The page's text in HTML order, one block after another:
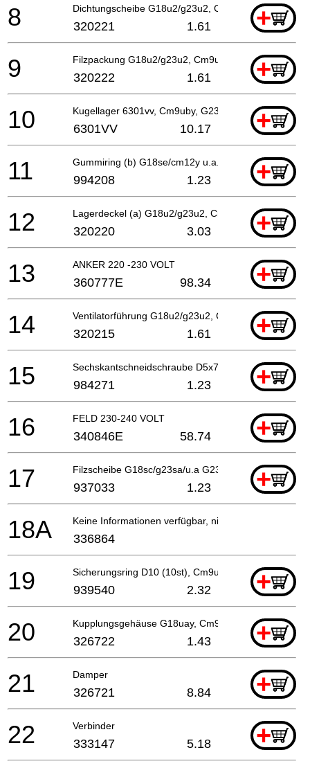
Dichtungscheibe G18u2/g23u2, Cm9uby +
8 320221 1.61
Filzpackung G18u2/g23u2, Cm9uby +
9 320222 1.61
Kugellager 6301vv, Cm9uby, G23ss +
10 6301VV 10.17
Gummiring (b) G18se/cm12y u.a. G18u2/g23u2,
+
11 994208 1.23
Lagerdeckel (a) G18u2/g23u2, Cm9uby +
12 320220 3.03
ANKER 220 -230 VOLT +
13 360777E 98.34
Ventilatorführung G18u2/g23u2, Cm9uby +
14 320215 1.61
Sechskantschneidschraube D5x75, Cm9uby
+
15 984271 1.23
FELD 230-240 VOLT +
16 340846E 58.74
Filzscheibe G18sc/g23sa/u.a G23ss +
17 937033 1.23
Keine Informationen verfügbar, nicht bestellbar
18A 336864
Sicherungsring D10 (10st), Cm9uby, Cg18dl Till 12
+
19 939540 2.32
Kupplungsgehäuse G18uay, Cm9uby +
20 326722 1.43
Damper +
21 326721 8.84
Verbinder +
22 333147 5.18